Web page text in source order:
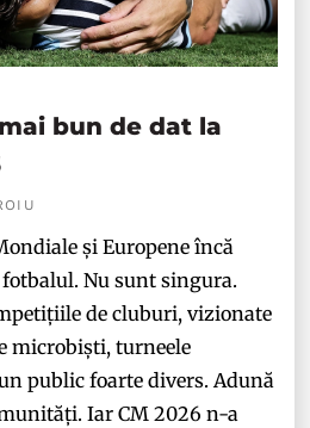
bun de dat la
și Europene încă
Nu sunt singura.
de cluburi, vizionate
microbiști, turneele
public foarte divers. Adună
Iar CM 2026 n-a